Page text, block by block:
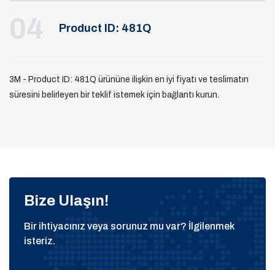
04 Product ID: 481Q
3M - Product ID: 481Q ürününe ilişkin en iyi fiyatı ve teslimatın
süresini belirleyen bir teklif istemek için bağlantı kurun.
Bize Ulaşın!
Bir ihtiyacınız veya sorunuz mu var? İlgilenmek
isteriz.